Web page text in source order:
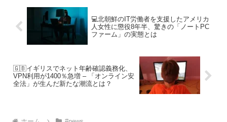
💻北朝鮮のIT労働者を支援したアメリカ
人女性に懲役8年半、驚きの「ノートPC
ファーム」の実態とは
🇬🇧イギリスでネット年齢確認義務化、
VPN利用が1400％急増 – 「オンライン安
全法」が生んだ新たな潮流とは？